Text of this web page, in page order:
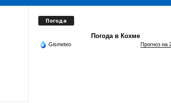
Погода
Погода в Кохме
Gismeteo Прогноз на